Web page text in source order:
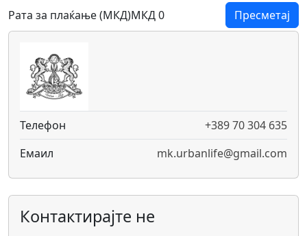
Рата за плаќање (МКД)МКД 0 Пресметај
Телефон
+389 70 304 635
Емаил
mk.urbanlife@gmail.com
Контактирајте не